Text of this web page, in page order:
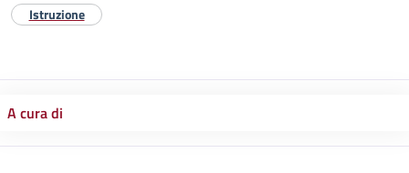
Istruzione
A cura di